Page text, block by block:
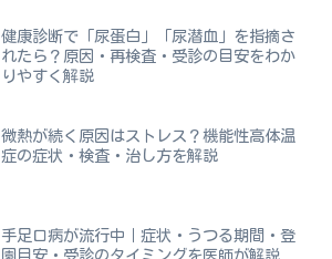
健康診断で「尿蛋白」「尿潜血」を指摘さ
れたら？原因・再検査・受診の目安をわか
りやすく解説
微熱が続く原因はストレス？機能性高体温
症の症状・検査・治し方を解説
手足口病が流行中｜症状・うつる期間・登
園目安・受診のタイミングを医師が解説